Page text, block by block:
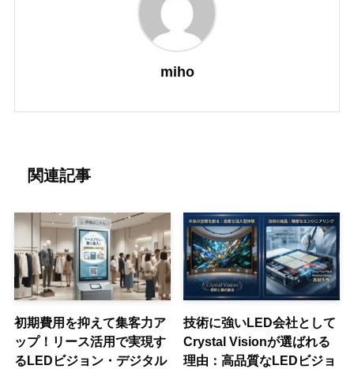
miho
関連記事
初期費用を抑えて集客力ア
ップ！リース活用で実現す
るLEDビジョン・デジタル
技術に強いLED会社として
Crystal Visionが選ばれる
理由：高品質なLEDビジョ